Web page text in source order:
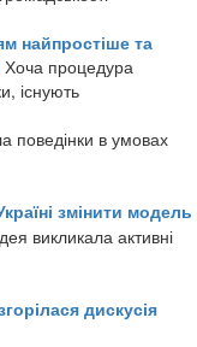
найпростіше та
Хоча процедура
існують
поведінки в умовах
змінити модель
викликала активні
дискусія